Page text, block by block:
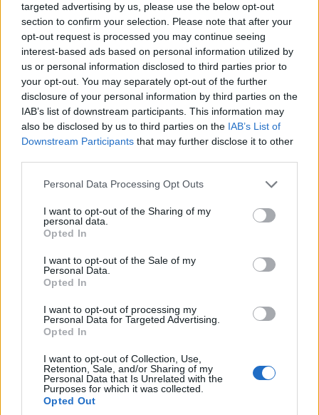
targeted advertising by us, please use the below opt-out
section to confirm your selection. Please note that after your
opt-out request is processed you may continue seeing
interest-based ads based on personal information utilized by
us or personal information disclosed to third parties prior to
your opt-out. You may separately opt-out of the further
disclosure of your personal information by third parties on the
IAB’s list of downstream participants. This information may
also be disclosed by us to third parties on the IAB’s List of
Downstream Participants that may further disclose it to other
Please note that this website/app uses one or more Google
not limited to your visit or usage behaviour. You may click to
grant or deny consent to Google and its third-party tags to
use your data for below specified purposes in below Google
consent section.
Personal Data Processing Opt Outs
I want to opt-out of the Sharing of my
personal data.
Opted In
I want to opt-out of the Sale of my
Personal Data.
Opted In
I want to opt-out of processing my
Personal Data for Targeted Advertising.
Opted In
I want to opt-out of Collection, Use,
Retention, Sale, and/or Sharing of my
Personal Data that Is Unrelated with the
Purposes for which it was collected.
Opted Out
Szektorok a célkeresztben
A Mastercard felmérése szerint a kormányzati és
közszolgáltatói szektort éri a legtöbb kibertámadás -
Magyarországon is -, megelőzve a legvonzóbb célpontok
párosát. A járműgyártás, a közlekedés, a logisztika és az
áramszolgáltatás szintén a kibertámadásoknak
leginkább kitett iparágak közé tartozik.